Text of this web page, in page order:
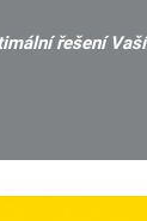
řešení